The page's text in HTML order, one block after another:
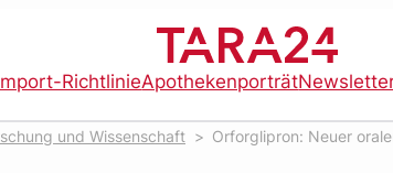
RichtlinieApothekenporträt
und Wissenschaft
Orforglipron: Neuer